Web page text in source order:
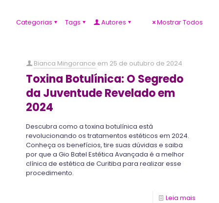
Categorias Tags Autores Mostrar Todos
Bianca Mingorance em 25 de outubro de 2024
Toxina Botulínica: O Segredo
da Juventude Revelado em
2024
Descubra como a toxina botulínica está
revolucionando os tratamentos estéticos em 2024.
Conheça os benefícios, tire suas dúvidas e saiba
por que a Gio Batel Estética Avançada é a melhor
clínica de estética de Curitiba para realizar esse
procedimento.
Leia mais